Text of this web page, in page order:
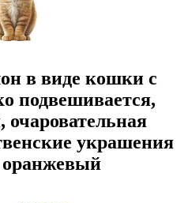
в виде кошки с
подвешивается,
очаровательная
украшения
оранжевый